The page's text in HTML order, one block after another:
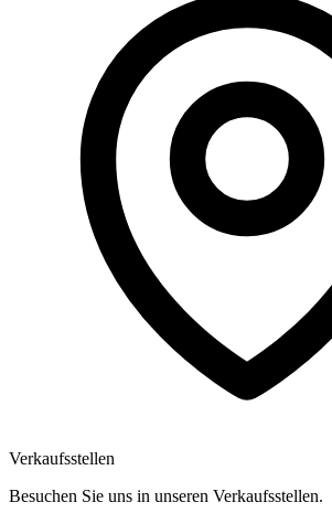
Verkaufsstellen
Besuchen Sie uns in unseren Verkaufsstellen.